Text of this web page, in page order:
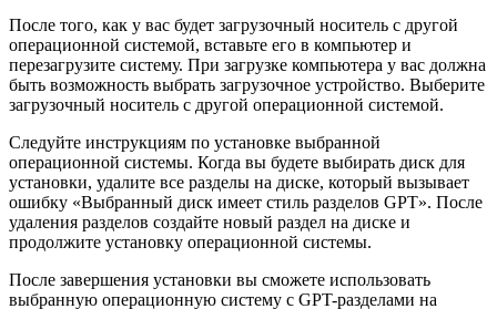
После того, как у вас будет загрузочный носитель с другой
операционной системой, вставьте его в компьютер и
перезагрузите систему. При загрузке компьютера у вас должна
быть возможность выбрать загрузочное устройство. Выберите
загрузочный носитель с другой операционной системой.
Следуйте инструкциям по установке выбранной
операционной системы. Когда вы будете выбирать диск для
установки, удалите все разделы на диске, который вызывает
ошибку «Выбранный диск имеет стиль разделов GPT». После
удаления разделов создайте новый раздел на диске и
продолжите установку операционной системы.
После завершения установки вы сможете использовать
выбранную операционную систему с GPT-разделами на